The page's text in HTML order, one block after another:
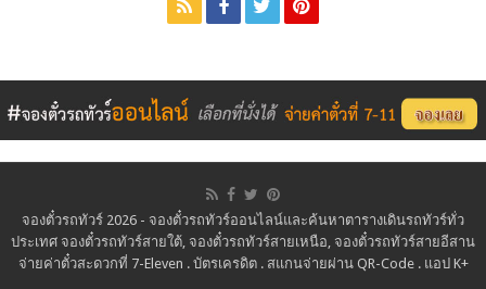
จองตั๋วรถทัวร์ 2026 - จองตั๋วรถทัวร์ออนไลน์และค้นหาตารางเดินรถทัวร์ทั่ว
ประเทศ จองตั๋วรถทัวร์สายใต้, จองตั๋วรถทัวร์สายเหนือ, จองตั๋วรถทัวร์สายอีสาน
จ่ายค่าตั๋วสะดวกที่ 7-Eleven . บัตรเครดิต . สแกนจ่ายผ่าน QR-Code . แอป K+